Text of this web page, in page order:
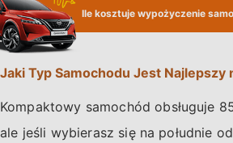
Ile kosztuje wypożyczenie
Jaki Typ Samochodu Jest Najlepszy
Kompaktowy samochód obsługuje
ale jeśli wybierasz się na południe